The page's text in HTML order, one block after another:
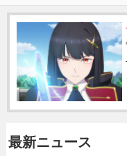
最新ニュース